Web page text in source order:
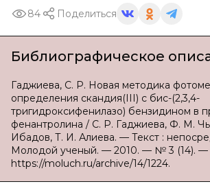
84 Поделиться
Библиографическое
Гаджиева, С. Р. Новая методика
определения скандия(III) с бис-(2,3,4-
тригидроксифенилазо) бензидином в
фенантролина / С. Р. Гаджиева, Ф. М.
Ибадов, Т. И. Алиева. — Текст :
Молодой ученый. — 2010. — № 3 (14). —
https://moluch.ru/archive/14/1224.